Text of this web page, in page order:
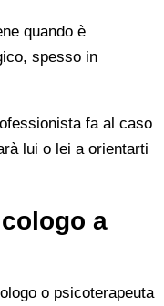
quando è
spesso in
fa al caso
lui o lei a orientarti
a
o psicoterapeuta